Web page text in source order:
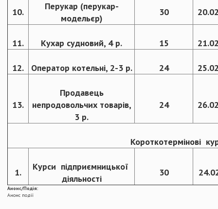
10.
Перукар (перукар-
модельєр)
30
11. Кухар судновий, 4 р. 15
12. Оператор котельні, 2-3 р. 24
13.
Продавець
непродовольчих товарів,
3 р.
24
Короткотермінові
1.
Курси підприємницької
діяльності
30
Анонс/Подія:
Анонс події